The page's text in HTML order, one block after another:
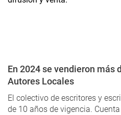
En 2024 se vendieron más
Autores Locales
El colectivo de escritores y
de 10 años de vigencia.